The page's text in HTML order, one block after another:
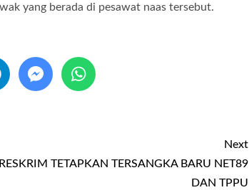
yang berada di pesawat naas tersebut.
Next
TETAPKAN TERSANGKA BARU NET89
DAN TPPU